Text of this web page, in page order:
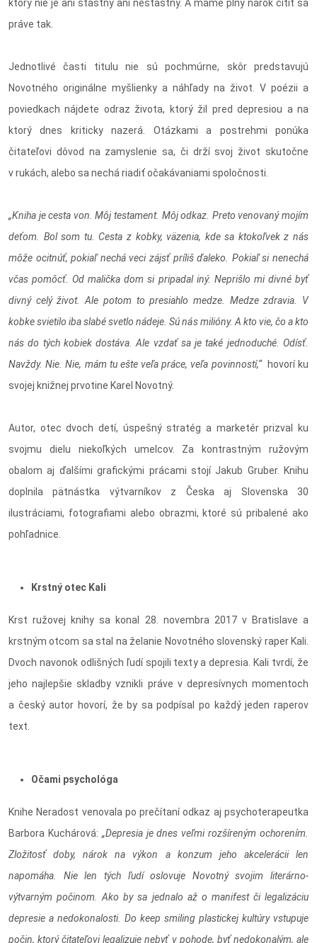
ktorý nie je ani šťastný ani nešťastný. A máme plný nárok cítiť sa
práve tak.
Jednotlivé časti titulu nie sú pochmúrne, skôr predstavujú
Novotného originálne myšlienky a náhľady na život. V poézii a
poviedkach nájdete odraz života, ktorý žil pred depresiou a na
ktorý dnes kriticky nazerá. Otázkami a postrehmi ponúka
čitateľovi dôvod na zamyslenie sa, či drží svoj život skutočne
v rukách, alebo sa nechá riadiť očakávaniami spoločnosti.
„Kniha je cesta von. Môj testament. Môj odkaz. Preto venovaný mojím
deťom. Bol som tu. Cesta z kobky, väzenia, kde sa ktokoľvek z nás
môže ocitnúť, pokiaľ nechá veci zájsť príliš ďaleko. Pokiaľ si nenechá
včas pomôcť. Od malička dom si pripadal iný. Neprišlo mi divné byť
divný celý život. Ale potom to presiahlo medze. Medze zdravia. V
kobke svietilo iba slabé svetlo nádeje. Sú nás milióny. A kto vie, čo a kto
nás do tých kobiek dostáva. Ale vzdať sa je také jednoduché. Odísť.
Navždy. Nie. Nie, mám tu ešte veľa práce, veľa povinností,“hovorí ku
svojej knižnej prvotine Karel Novotný.
Autor, otec dvoch detí, úspešný stratég a marketér prizval ku
svojmu dielu niekoľkých umelcov. Za kontrastným ružovým
obalom aj ďalšími grafickými prácami stojí Jakub Gruber. Knihu
doplnila pätnástka výtvarníkov z Česka aj Slovenska 30
ilustráciami, fotografiami alebo obrazmi, ktoré sú pribalené ako
pohľadnice.
Krstný otec Kali
Krst ružovej knihy sa konal 28. novembra 2017 v Bratislave a
krstným otcom sa stal na želanie Novotného slovenský raper Kali.
Dvoch navonok odlišných ľudí spojili texty a depresia. Kali tvrdí, že
jeho najlepšie skladby vznikli práve v depresívnych momentoch
a český autor hovorí, že by sa podpísal po každý jeden raperov
text.
Očami psychológa
Knihe Neradost venovala po prečítaní odkaz aj psychoterapeutka
Barbora Kuchárová: „Depresia je dnes veľmi rozšíreným ochorením.
Zložitosť doby, nárok na výkon a konzum jeho akcelerácii len
napomáha. Nie len tých ľudí oslovuje Novotný svojim literárno-
výtvarným počinom. Ako by sa jednalo až o manifest či legalizáciu
depresie a nedokonalosti. Do keep smiling plastickej kultúry vstupuje
počin, ktorý čitateľovi legalizuje nebyť v pohode, byť nedokonalým, ale